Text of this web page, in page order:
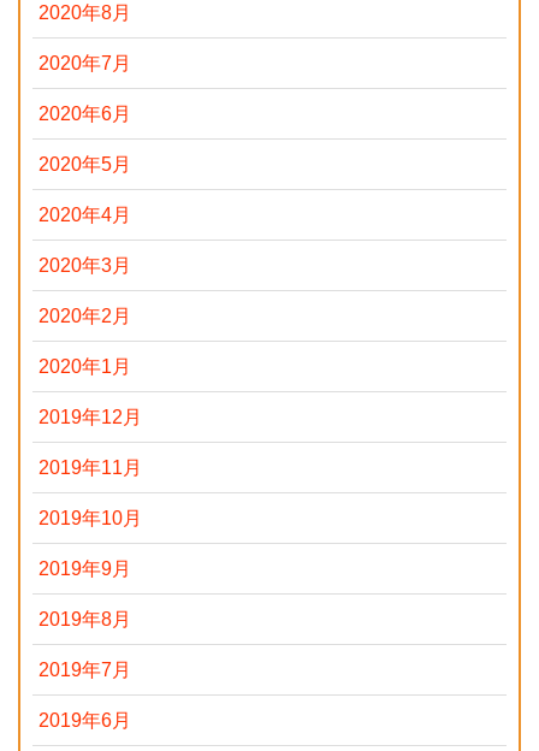
2020年8月
2020年7月
2020年6月
2020年5月
2020年4月
2020年3月
2020年2月
2020年1月
2019年12月
2019年11月
2019年10月
2019年9月
2019年8月
2019年7月
2019年6月